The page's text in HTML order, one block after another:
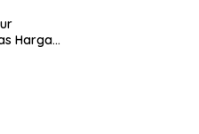
Harga